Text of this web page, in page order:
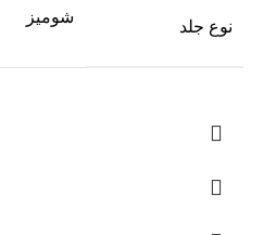
نوع جلد
شومیز